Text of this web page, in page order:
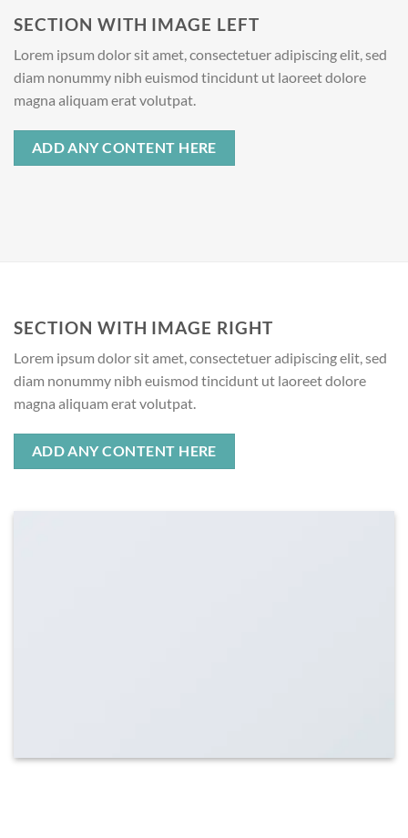
SECTION WITH IMAGE LEFT
Lorem ipsum dolor sit amet, consectetuer adipiscing elit, sed
diam nonummy nibh euismod tincidunt ut laoreet dolore
magna aliquam erat volutpat.
ADD ANY CONTENT HERE
SECTION WITH IMAGE RIGHT
Lorem ipsum dolor sit amet, consectetuer adipiscing elit, sed
diam nonummy nibh euismod tincidunt ut laoreet dolore
magna aliquam erat volutpat.
ADD ANY CONTENT HERE